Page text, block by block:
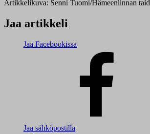
Artikkelikuva: Senni Tuomi/Hämeenlinnan
Jaa artikkeli
Jaa Facebookissa
Jaa sähköpostilla